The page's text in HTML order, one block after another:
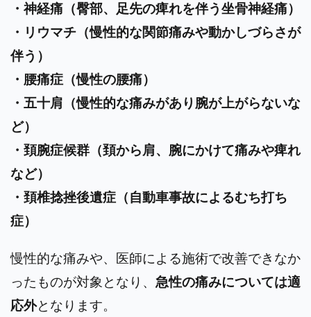
・神経痛（臀部、足先の痺れを伴う坐骨神経痛）
・リウマチ（慢性的な関節痛みや動かしづらさが
伴う）
・腰痛症（慢性の腰痛）
・五十肩（慢性的な痛みがあり腕が上がらないな
ど）
・頚腕症候群（頚から肩、腕にかけて痛みや痺れ
など）
・頚椎捻挫後遺症（自動車事故によるむち打ち
症）
慢性的な痛みや、医師による施術で改善できなか
ったものが対象となり、 急性の痛みについては適
応外となります。